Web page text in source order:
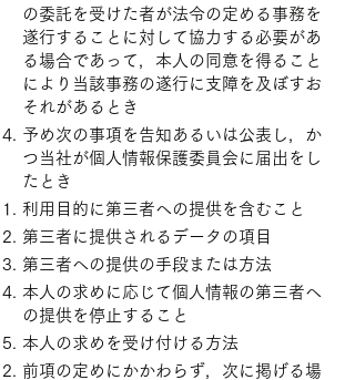
の委託を受けた者が法令の定める事務を
遂行することに対して協力する必要があ
る場合であって，本人の同意を得ること
により当該事務の遂行に支障を及ぼすお
それがあるとき
予め次の事項を告知あるいは公表し，か
つ当社が個人情報保護委員会に届出をし
たとき
利用目的に第三者への提供を含むこと
第三者に提供されるデータの項目
第三者への提供の手段または方法
本人の求めに応じて個人情報の第三者へ
の提供を停止すること
本人の求めを受け付ける方法
前項の定めにかかわらず，次に掲げる場